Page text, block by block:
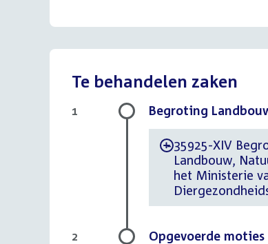
Te behandelen zaken
Begroting
-35925-XIV
Landbouw,
het Ministerie
1
Opgevoerde moties
2